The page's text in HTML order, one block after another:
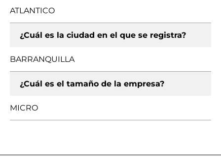
ATLANTICO
¿Cuál es la ciudad en el que se registra?
BARRANQUILLA
¿Cuál es el tamaño de la empresa?
MICRO